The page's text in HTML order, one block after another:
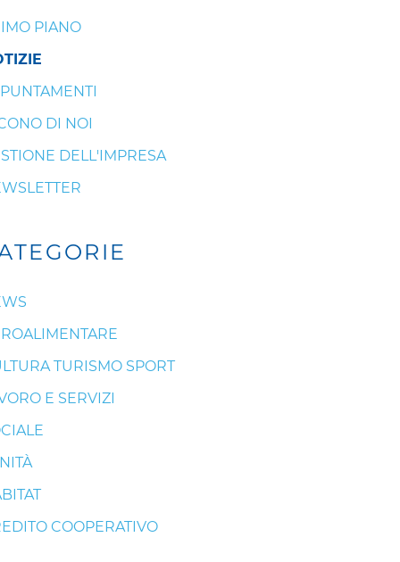
PIANO
DI NOI
DELL'IMPRESA
TURISMO SPORT
E SERVIZI
COOPERATIVO